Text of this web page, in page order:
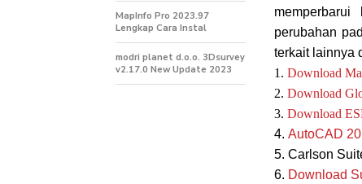
perubahan
terkait lainnya
1. Download
2. Download
3. Download
4. AutoCAD
5. Carlson
6. Download
MapInfo Pro 2023.97
Lengkap Cara Instal
modri planet d.o.o. 3Dsurvey
v2.17.0 New Update 2023